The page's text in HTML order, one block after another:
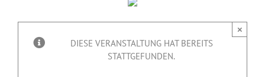
DIESE VERANSTALTUNG HAT BEREITS
STATTGEFUNDEN.
×